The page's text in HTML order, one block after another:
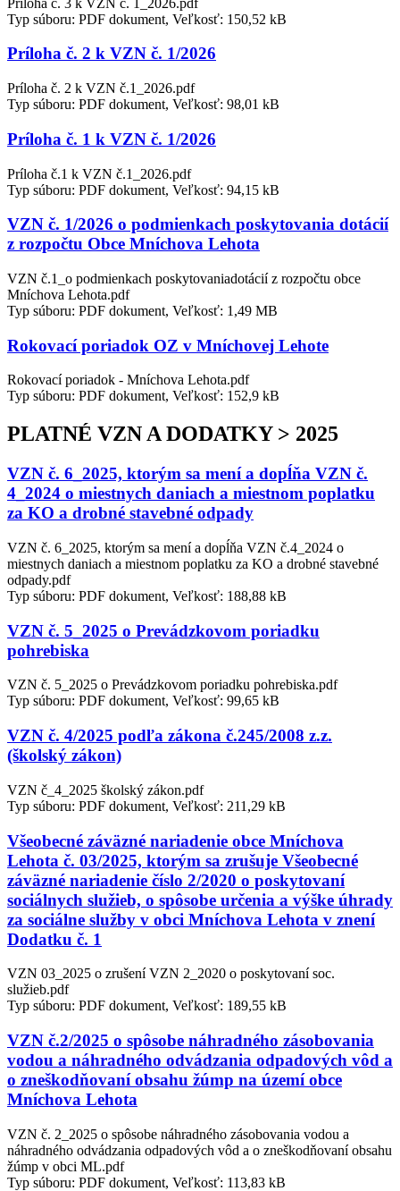
Typ súboru: PDF dokument, Veľkosť: 150,52 kB
Príloha č. 2 k VZN č. 1/2026
Príloha č. 2 k VZN č.1_2026.pdf
Typ súboru: PDF dokument, Veľkosť: 98,01 kB
Príloha č. 1 k VZN č. 1/2026
Príloha č.1 k VZN č.1_2026.pdf
Typ súboru: PDF dokument, Veľkosť: 94,15 kB
VZN č. 1/2026 o podmienkach poskytovania dotácií
z rozpočtu Obce Mníchova Lehota
VZN č.1_o podmienkach poskytovaniadotácií z rozpočtu obce
Mníchova Lehota.pdf
Typ súboru: PDF dokument, Veľkosť: 1,49 MB
Rokovací poriadok OZ v Mníchovej Lehote
Rokovací poriadok - Mníchova Lehota.pdf
Typ súboru: PDF dokument, Veľkosť: 152,9 kB
PLATNÉ VZN A DODATKY > 2025
VZN č. 6_2025, ktorým sa mení a dopĺňa VZN č.
4_2024 o miestnych daniach a miestnom poplatku
za KO a drobné stavebné odpady
VZN č. 6_2025, ktorým sa mení a dopĺňa VZN č.4_2024 o
miestnych daniach a miestnom poplatku za KO a drobné stavebné
odpady.pdf
Typ súboru: PDF dokument, Veľkosť: 188,88 kB
VZN č. 5_2025 o Prevádzkovom poriadku
pohrebiska
VZN č. 5_2025 o Prevádzkovom poriadku pohrebiska.pdf
Typ súboru: PDF dokument, Veľkosť: 99,65 kB
VZN č. 4/2025 podľa zákona č.245/2008 z.z.
(školský zákon)
VZN č_4_2025 školský zákon.pdf
Typ súboru: PDF dokument, Veľkosť: 211,29 kB
Všeobecné záväzné nariadenie obce Mníchova
Lehota č. 03/2025, ktorým sa zrušuje Všeobecné
záväzné nariadenie číslo 2/2020 o poskytovaní
sociálnych služieb, o spôsobe určenia a výške úhrady
za sociálne služby v obci Mníchova Lehota v znení
Dodatku č. 1
VZN 03_2025 o zrušení VZN 2_2020 o poskytovaní soc.
služieb.pdf
Typ súboru: PDF dokument, Veľkosť: 189,55 kB
VZN č.2/2025 o spôsobe náhradného zásobovania
vodou a náhradného odvádzania odpadových vôd a
o zneškodňovaní obsahu žúmp na území obce
Mníchova Lehota
VZN č. 2_2025 o spôsobe náhradného zásobovania vodou a
náhradného odvádzania odpadových vôd a o zneškodňovaní obsahu
žúmp v obci ML.pdf
Typ súboru: PDF dokument, Veľkosť: 113,83 kB